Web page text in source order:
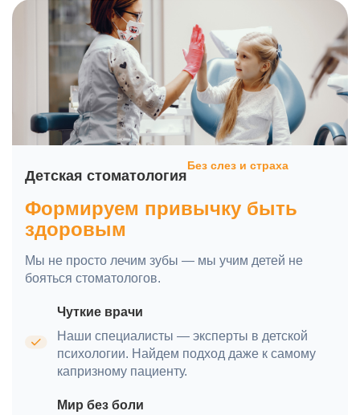
Детская стоматология
Без слез и страха
Формируем привычку быть
здоровым
Мы не просто лечим зубы — мы учим детей не
бояться стоматологов.
Чуткие врачи
Наши специалисты — эксперты в детской
психологии. Найдем подход даже к самому
капризному пациенту.
Мир без боли